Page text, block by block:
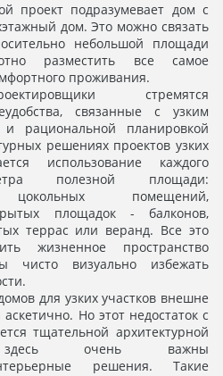
проект подразумевает дом с
дом. Это можно связать
небольшой площади
разместить все самое
проживания.
стремятся
связанные с узким
и рациональной планировкой
решениях проектов узких
использование каждого
полезной площади:
цокольных помещений,
площадок - балконов,
террас или веранд. Все это
жизненное пространство
визуально избежать
для узких участков внешне
Но этот недостаток с
тщательной архитектурной
здесь очень важны
решения. Такие